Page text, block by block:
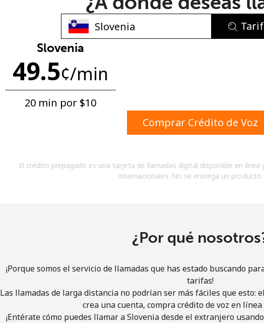
Una letra mayúscula y una minúscula
acuerdo con estos
Términos y
Únete
Slovenia
49.5¢/min
20 min por ⁦$10⁩
Comprar Crédito de Voz
El crédito prepagado es una tarjeta de llamadas digital disponible en
internacionales. No se entrega un producto
¿Por qué
¡Porque somos el servicio de llamadas que has estado buscando
tarifas!
Las llamadas de larga distancia no podrían ser más fáciles que esto:
crea una cuenta, compra crédito de voz en línea
¡Entérate cómo puedes llamar a Slovenia desde el extranjero